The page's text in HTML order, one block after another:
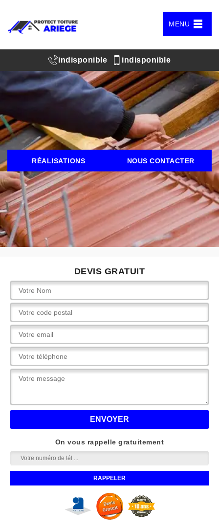
MENU
indisponible indisponible
RÉALISATIONS NOUS CONTACTER
DEVIS GRATUIT
On vous rappelle gratuitement